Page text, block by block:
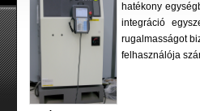
hatékony
integráció
rugalmasságot
felhasználója